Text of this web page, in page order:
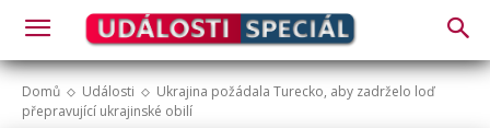
Domů Události
Ukrajina požádala Turecko, aby zadrželo loď
přepravující ukrajinské obilí